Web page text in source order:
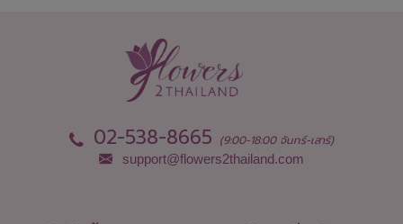
02-538-8665 (9:00-18:00 จันทร์-เสาร์)
support@flowers2thailand.com